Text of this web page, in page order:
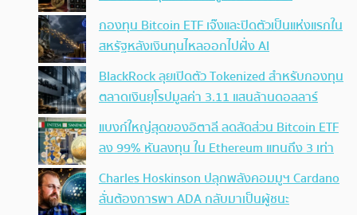
กองทุน Bitcoin ETF เจ๊งและปิดตัวเป็นแห่งแรกใน
สหรัฐหลังเงินทุนไหลออกไปฝั่ง AI
BlackRock ลุยเปิดตัว Tokenized สำหรับกองทุน
ตลาดเงินยุโรปมูลค่า 3.11 แสนล้านดอลลาร์
แบงก์ใหญ่สุดของอิตาลี ลดสัดส่วน Bitcoin ETF
ลง 99% หันลงทุน ใน Ethereum แทนถึง 3 เท่า
Charles Hoskinson ปลุกพลังคอมมูฯ Cardano
ลั่นต้องการพา ADA กลับมาเป็นผู้ชนะ